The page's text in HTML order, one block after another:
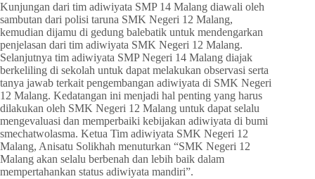
Kunjungan dari tim adiwiyata SMP 14 Malang diawali oleh
sambutan dari polisi taruna SMK Negeri 12 Malang,
kemudian dijamu di gedung balebatik untuk mendengarkan
penjelasan dari tim adiwiyata SMK Negeri 12 Malang.
Selanjutnya tim adiwiyata SMP Negeri 14 Malang diajak
berkeliling di sekolah untuk dapat melakukan observasi serta
tanya jawab terkait pengembangan adiwiyata di SMK Negeri
12 Malang. Kedatangan ini menjadi hal penting yang harus
dilakukan oleh SMK Negeri 12 Malang untuk dapat selalu
mengevaluasi dan memperbaiki kebijakan adiwiyata di bumi
smechatwolasma. Ketua Tim adiwiyata SMK Negeri 12
Malang, Anisatu Solikhah menuturkan “SMK Negeri 12
Malang akan selalu berbenah dan lebih baik dalam
mempertahankan status adiwiyata mandiri”.